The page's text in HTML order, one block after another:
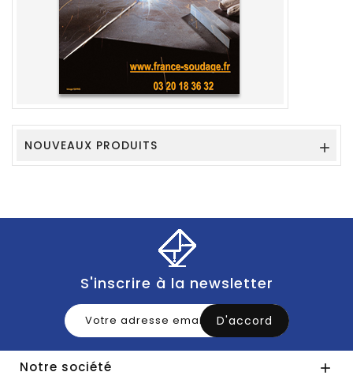
NOUVEAUX PRODUITS 
S'inscrire à la newsletter
Notre société 